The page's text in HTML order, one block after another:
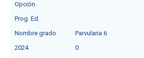
Opción
Prog. Ed.
Nombre grado
Parvularia 6
2024
0